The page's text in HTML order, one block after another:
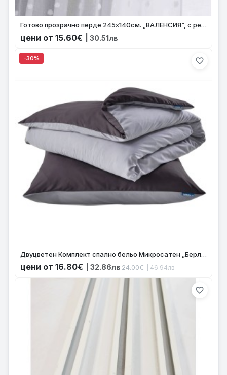
Готово прозрачно перде 245x140см. „ВАЛЕНСИЯ“, с релефни помпони-точки цвят натурален с ленена визия за релса и корниз Код-2023450
цени от 15.60€ | 30.51лв
-30% favorite_border
Двуцветен Комплект спално бельо Микросатен „Берлин“ – Калъфка за възглавница, Плик за завивка с цип, Цвят Тъмно Сив-Сив код-202090-017
цени от 16.80€ | 32.86лв24.00€ | 46.94лв
favorite_border